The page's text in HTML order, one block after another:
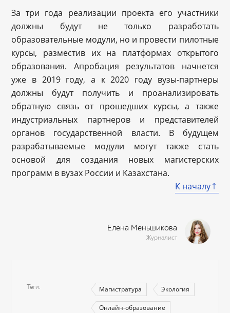
За три года реализации проекта его участники
должны будут не только разработать
образовательные модули, но и провести пилотные
курсы, разместив их на платформах открытого
образования. Апробация результатов начнется
уже в 2019 году, а к 2020 году вузы-партнеры
должны будут получить и проанализировать
обратную связь от прошедших курсы, а также
индустриальных партнеров и представителей
органов государственной власти. В будущем
разрабатываемые модули могут также стать
основой для создания новых магистерских
программ в вузах России и Казахстана.
К началу
Елена Меньшикова
Журналист
Теги Магистратура Экология
Онлайн-образование